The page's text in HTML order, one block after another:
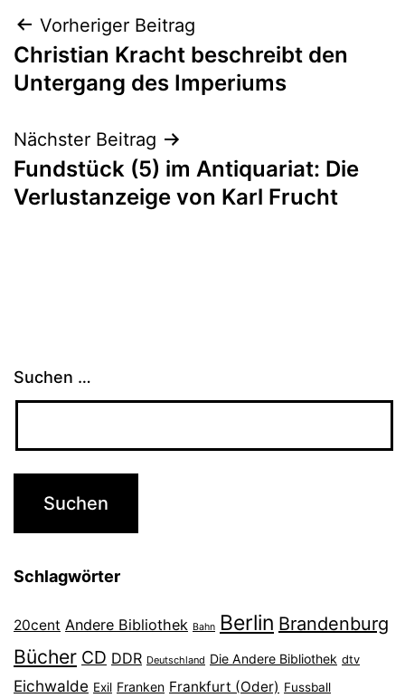
Beitragsnavigation
Vorheriger Beitrag
Christian Kracht beschreibt den
Untergang des Imperiums
Nächster Beitrag
Fundstück (5) im Antiquariat: Die
Verlustanzeige von Karl Frucht
Suchen …
Schlagwörter
20cent Andere Bibliothek Bahn Berlin Brandenburg
Bücher CD DDR Deutschland Die Andere Bibliothek dtv
Eichwalde Exil Franken Frankfurt (Oder) Fussball